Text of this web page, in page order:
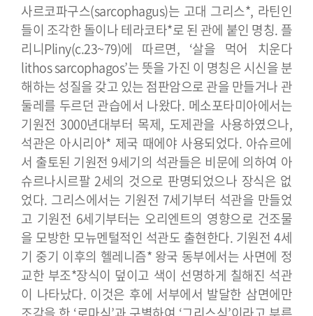
사르코파구스(sarcophagus)는 고대 그리스*, 라틴인
들이 조각한 돌이나 테라코타*로 된 관에 붙인 명칭. 플
리니Pliny(c.23~79)에 따르면, ‘살을 먹어 치운다
lithos sarcophagos’는 뜻을 가진 이 명칭은 시신을 분
해하는 성질을 갖고 있는 점판암으로 관을 만들거나 관
둘레를 두르던 관습에서 나왔다. 메소포타미아에서는
기원전 3000년대부터 목제, 도제관을 사용하였으나,
석관은 아시리아* 제국 때에야 사용되었다. 아슈르에
서 출토된 기원전 9세기의 석관들은 비문에 의하여 아
슈르나시르팔 2세의 것으로 판명되었으나 장식은 없
었다. 그리스에서는 기원전 7세기부터 석관을 만들었
고 기원전 6세기부터는 오리엔트의 영향으로 건조물
을 모방한 모뉴멘털적인 석관도 출현한다. 기원전 4세
기 중기 이후의 헬레니즘* 왕국 동부에서는 사면에 정
교한 부조*장식이 덮이고 색이 선명하게 칠해진 석관
이 나타났다. 이것은 후에 서부에서 발달한 삼면에만